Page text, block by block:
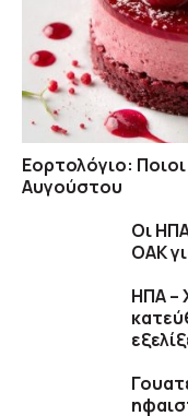
Εορτολόγιο:
Αυγούστου
Οι
ΟΑΚ
ΗΠΑ –